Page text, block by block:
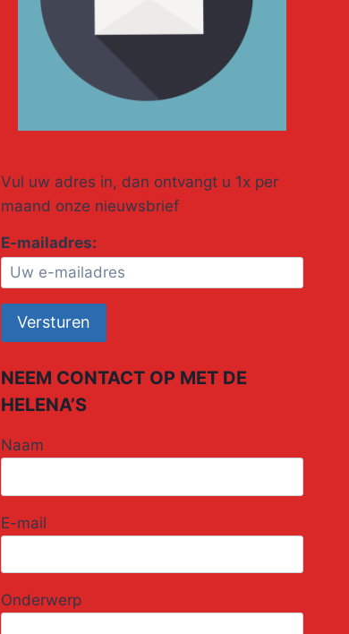
Vul uw adres in, dan ontvangt u 1x per
maand onze nieuwsbrief
E-mailadres:
NEEM CONTACT OP MET DE
HELENA’S
Naam
E-mail
Onderwerp